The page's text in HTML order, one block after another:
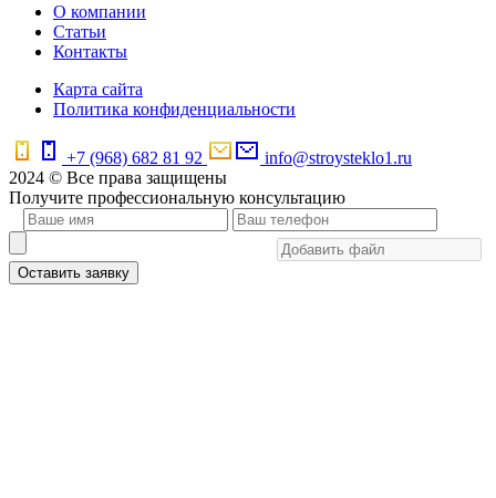
О компании
Статьи
Контакты
Карта сайта
Политика конфиденциальности
+7 (968) 682 81 92
info@stroysteklo1.ru
2024 © Все права защищены
Получите профессиональную консультацию
Оставить заявку